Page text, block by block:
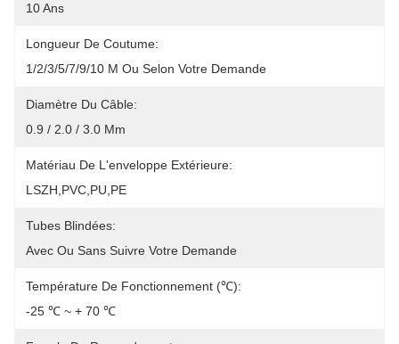
10 Ans
Longueur De Coutume:
1/2/3/5/7/9/10 M Ou Selon Votre Demande
Diamètre Du Câble:
0.9 / 2.0 / 3.0 Mm
Matériau De L'enveloppe Extérieure:
LSZH,PVC,PU,PE
Tubes Blindées:
Avec Ou Sans Suivre Votre Demande
Température De Fonctionnement (℃):
-25 ℃ ~ + 70 ℃